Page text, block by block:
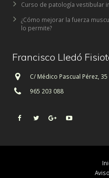
Curso de patología vestibular
¿Cómo mejorar la fuerza
lo permite?
Francisco Lledó
C/ Médico Pascual Pérez,
965 203 088